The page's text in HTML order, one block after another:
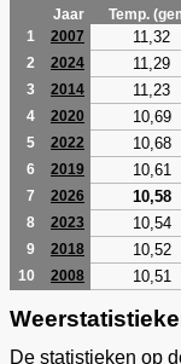
Jaar
Temp.
1
2007 11,32
2 2024 11,29
3 2014 11,23
4 2020 10,69
5 2022 10,68
6 2019 10,61
7 2026 10,58
8 2023 10,54
9 2018 10,52
10 2008 10,51
De statistieken op